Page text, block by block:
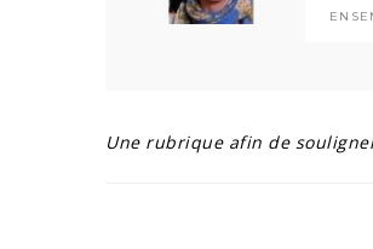
Une rubrique afin de